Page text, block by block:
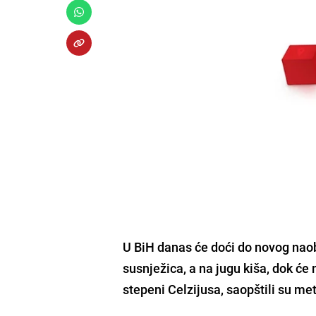
U BiH danas će doći do novog
susnježica, a na jugu kiša, dok
stepeni Celzijusa, saopštili su